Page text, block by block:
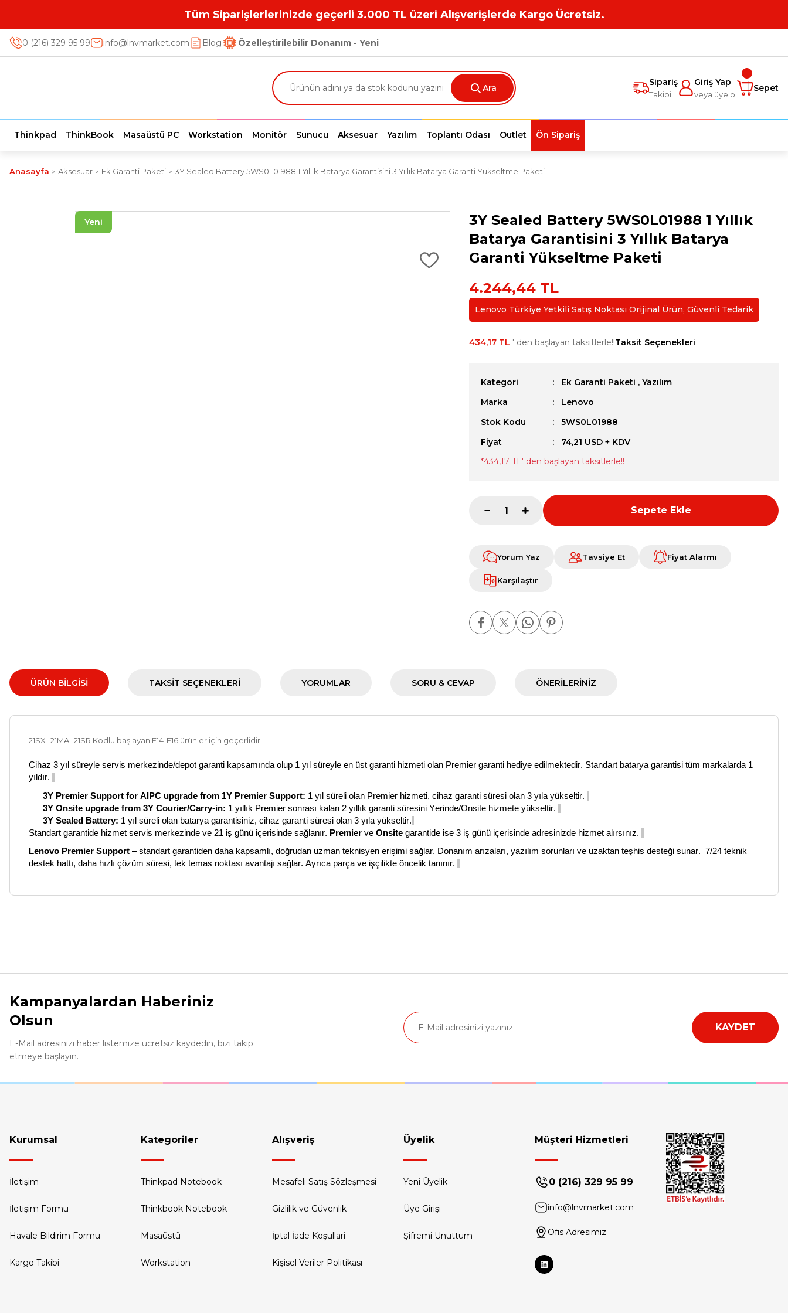
Tüm Siparişlerlerinizde geçerli 3.000 TL üzeri Alışverişlerde Kargo Ücretsiz.
0 (216) 329 95 99 info@lnvmarket.com Blog Özelleştirilebilir Donanım - Yeni
Ara
Sipariş
Takibi
Giriş Yap
veya üye ol
Sepet
Thinkpad ThinkBook Masaüstü PC Workstation Monitör Sunucu Aksesuar Yazılım Toplantı Odası Outlet Ön Sipariş
Anasayfa Aksesuar Ek Garanti Paketi 3Y Sealed Battery 5WS0L01988 1 Yıllık Batarya Garantisini 3 Yıllık Batarya Garanti Yükseltme Paketi
Yeni
3Y Sealed Battery 5WS0L01988 1 Yıllık
Batarya Garantisini 3 Yıllık Batarya
Garanti Yükseltme Paketi
4.244,44 TL
Lenovo Türkiye Yetkili Satış Noktası Orijinal Ürün, Güvenli Tedarik
434,17 TL ' den başlayan taksitlerle!!Taksit Seçenekleri
Kategori Ek Garanti Paketi , Yazılım
Marka
Lenovo
Stok Kodu
5WS0L01988
Fiyat
74,21 USD + KDV
*434,17 TL' den başlayan taksitlerle!!
Sepete Ekle
Yorum Yaz Tavsiye Et Fiyat Alarmı
Karşılaştır
ÜRÜN BILGISI TAKSIT SEÇENEKLERI YORUMLAR SORU & CEVAP ÖNERILERINIZ
21SX- 21MA- 21SR Kodlu başlayan E14-E16 ürünler için geçerlidir.
Cihaz 3 yıl süreyle servis merkezinde/depot garanti kapsamında olup 1 yıl süreyle en üst garanti hizmeti olan Premier garanti hediye edilmektedir. Standart batarya garantisi tüm markalarda 1
yıldır.
3Y Premier Support for AIPC upgrade from 1Y Premier Support: 1 yıl süreli olan Premier hizmeti, cihaz garanti süresi olan 3 yıla yükseltir.
3Y Onsite upgrade from 3Y Courier/Carry-in: 1 yıllık Premier sonrası kalan 2 yıllık garanti süresini Yerinde/Onsite hizmete yükseltir.
3Y Sealed Battery: 1 yıl süreli olan batarya garantisiniz, cihaz garanti süresi olan 3 yıla yükseltir.
Standart garantide hizmet servis merkezinde ve 21 iş günü içerisinde sağlanır. Premier ve Onsite garantide ise 3 iş günü içerisinde adresinizde hizmet alırsınız.
Lenovo Premier Support – standart garantiden daha kapsamlı, doğrudan uzman teknisyen erişimi sağlar. Donanım arızaları, yazılım sorunları ve uzaktan teşhis desteği sunar. 7/24 teknik
destek hattı, daha hızlı çözüm süresi, tek temas noktası avantajı sağlar. Ayrıca parça ve işçilikte öncelik tanınır.
Yorum Yaz
Soru Sor
Ürün bilgilerinde hatalar bulunuyor.
Ürün fiyatı diğer sitelerden daha pahalı.
Kampanyalardan Haberiniz
Olsun
E-Mail adresinizi haber listemize ücretsiz kaydedin, bizi takip
etmeye başlayın.
KAYDET
Kurumsal
İletişim
İletişim Formu
Havale Bildirim Formu
Kargo Takibi
Kategoriler
Thinkpad Notebook
Thinkbook Notebook
Masaüstü
Workstation
Alışveriş
Mesafeli Satış Sözleşmesi
Gizlilik ve Güvenlik
İptal İade Koşullari
Kişisel Veriler Politikası
Üyelik
Yeni Üyelik
Üye Girişi
Şifremi Unuttum
Müşteri Hizmetleri
0 (216) 329 95 99
info@lnvmarket.com
Ofis Adresimiz